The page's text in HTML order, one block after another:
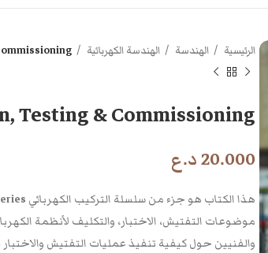
الرئيسية الهندسة الهندسة الكهربائية
Testing & Commissioning
20.000د.ع
هذا الكتاب هو جزء من سلسلة التركيب الكهربائي
موضوعات التفتيش، الاختبار، والتكليف لأنظمة
والفنيين حول كيفية تنفيذ عمليات التفتيش والاختبار